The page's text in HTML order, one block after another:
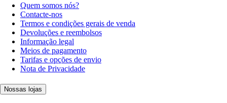
Quem somos nós?
Contacte-nos
Termos e condições gerais de venda
Devoluções e reembolsos
Informação legal
Meios de pagamento
Tarifas e opções de envio
Nota de Privacidade
Nossas lojas